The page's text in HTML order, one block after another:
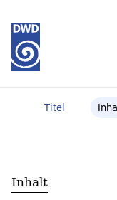
Titel
Inhalt